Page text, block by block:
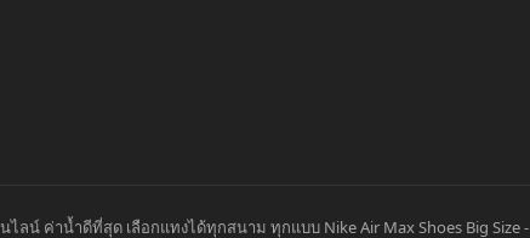
ไลน์ ค่าน้ำดีที่สุด เลือกแทงได้ทุกสนาม ทุกแบบ Nike Air Max Shoes Big Size-